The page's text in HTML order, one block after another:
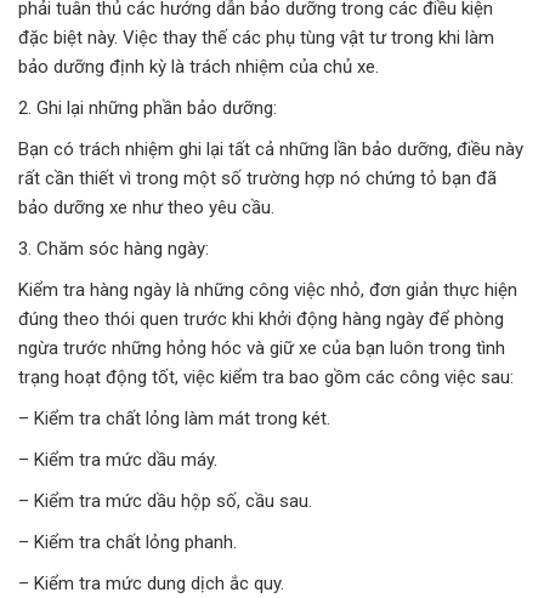
phải tuân thủ các hướng dẫn bảo dưỡng trong các điều kiện
đặc biệt này. Việc thay thế các phụ tùng vật tư trong khi làm
bảo dưỡng định kỳ là trách nhiệm của chủ xe.
2. Ghi lại những phần bảo dưỡng:
Bạn có trách nhiệm ghi lại tất cả những lần bảo dưỡng, điều này
rất cần thiết vì trong một số trường hợp nó chứng tỏ bạn đã
bảo dưỡng xe như theo yêu cầu.
3. Chăm sóc hàng ngày:
Kiểm tra hàng ngày là những công việc nhỏ, đơn giản thực hiện
đúng theo thói quen trước khi khởi động hàng ngày để phòng
ngừa trước những hỏng hóc và giữ xe của bạn luôn trong tình
trạng hoạt động tốt, việc kiểm tra bao gồm các công việc sau:
– Kiểm tra chất lỏng làm mát trong két.
– Kiểm tra mức dầu máy.
– Kiểm tra mức dầu hộp số, cầu sau.
– Kiểm tra chất lỏng phanh.
– Kiểm tra mức dung dịch ắc quy.